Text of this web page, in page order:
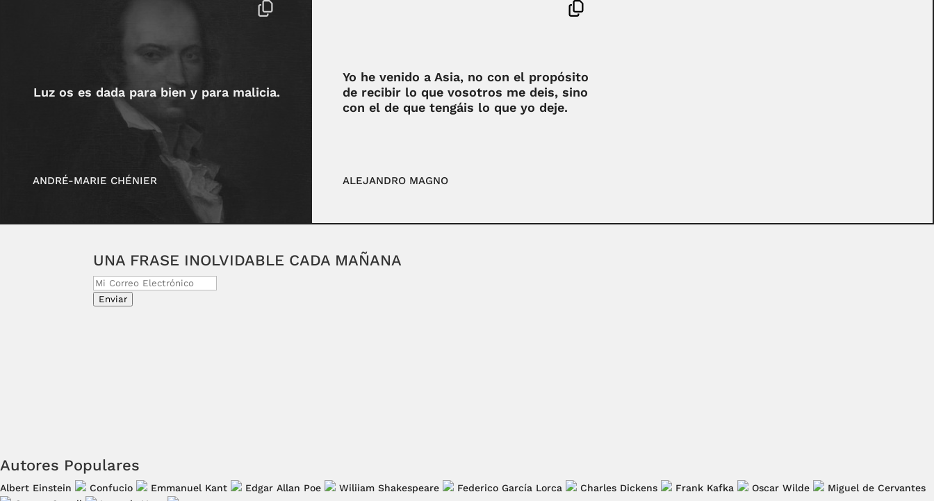
Luz os es dada para bien y para malicia.
ANDRÉ-MARIE CHÉNIER
Yo he venido a Asia, no con el propósito
de recibir lo que vosotros me deis, sino
con el de que tengáis lo que yo deje.
ALEJANDRO MAGNO
UNA FRASE INOLVIDABLE CADA MAÑANA
Enviar
Autores Populares
Albert Einstein Confucio Emmanuel Kant Edgar Allan Poe Wiliiam Shakespeare Federico García Lorca Charles Dickens Frank Kafka Oscar Wilde
Miguel de Cervantes